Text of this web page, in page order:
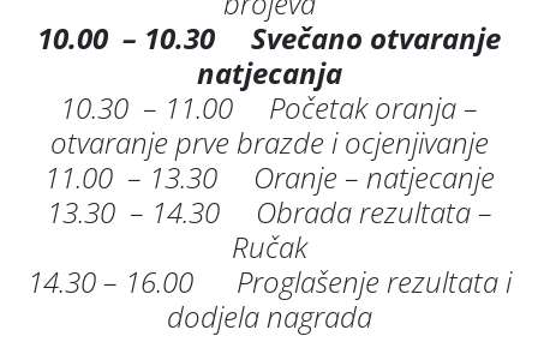
10.00 – 10.30
Svečano otvaranje
natjecanja
10.30 – 11.00 Početak oranja –
otvaranje prve brazde i ocjenjivanje
11.00 – 13.30 Oranje – natjecanje
13.30 – 14.30 Obrada rezultata –
Ručak
14.30 – 16.00 Proglašenje rezultata i
dodjela nagrada